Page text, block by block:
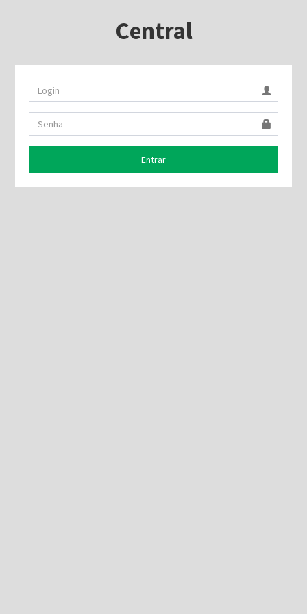
Central
Entrar